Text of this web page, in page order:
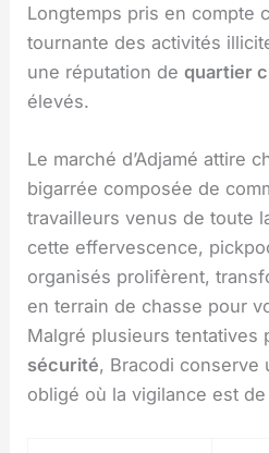
Longtemps pris en compte
tournante des activités
une réputation dequartier
élevés.
Le marché d’Adjamé attire
bigarrée composée de
travailleurs venus de toute
cette effervescence,
organisés prolifèrent,
en terrain de chasse pour
Malgré plusieurs tentatives
sécurité, Bracodi conserve
obligé où la vigilance est